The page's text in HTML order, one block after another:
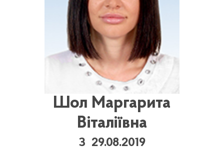
Шол Маргарита
Віталіївна
З 29.08.2019